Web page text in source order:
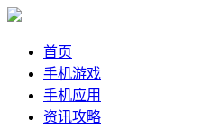
首页
手机游戏
手机应用
资讯攻略